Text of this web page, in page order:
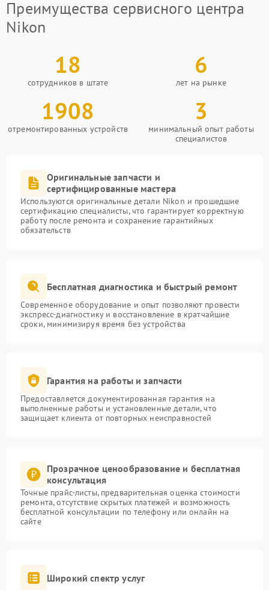
Преимущества сервисного центра
Nikon
18
сотрудников в штате
6
лет на рынке
1908
отремонтированных устройств
3
минимальный опыт работы
специалистов
Оригинальные запчасти и
сертифицированные мастера
Используются оригинальные детали Nikon и прошедшие
сертификацию специалисты, что гарантирует корректную
работу после ремонта и сохранение гарантийных
обязательств
Бесплатная диагностика и быстрый ремонт
Современное оборудование и опыт позволяют провести
экспресс-диагностику и восстановление в кратчайшие
сроки, минимизируя время без устройства
Гарантия на работы и запчасти
Предоставляется документированная гарантия на
выполненные работы и установленные детали, что
защищает клиента от повторных неисправностей
Прозрачное ценообразование и бесплатная
консультация
Точные прайс-листы, предварительная оценка стоимости
ремонта, отсутствие скрытых платежей и возможность
бесплатной консультации по телефону или онлайн на
сайте
Широкий спектр услуг